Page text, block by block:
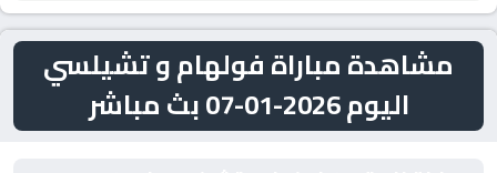
مشاهدة مباراة فولهام و تشيلسي
اليوم 2026-01-07 بث مباشر